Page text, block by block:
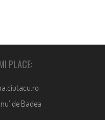
PLACE:
de Badea